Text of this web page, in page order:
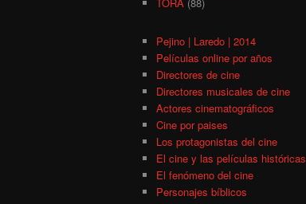
Pejino | Laredo | 2014
Películas online por años
Directores de cine
Directores musicales de cine
Actores cinematográficos
Cine por paises
Los protagonistas del cine
El cine y las películas históricas
El fenómeno del cine
Personajes bíblicos